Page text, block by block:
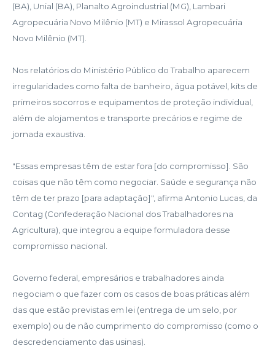
(BA), Unial (BA), Planalto Agroindustrial (MG), Lambari
Agropecuária Novo Milênio (MT) e Mirassol Agropecuária
Novo Milênio (MT).
Nos relatórios do Ministério Público do Trabalho aparecem
irregularidades como falta de banheiro, água potável, kits de
primeiros socorros e equipamentos de proteção individual,
além de alojamentos e transporte precários e regime de
jornada exaustiva.
"Essas empresas têm de estar fora [do compromisso]. São
coisas que não têm como negociar. Saúde e segurança não
têm de ter prazo [para adaptação]", afirma Antonio Lucas, da
Contag (Confederação Nacional dos Trabalhadores na
Agricultura), que integrou a equipe formuladora desse
compromisso nacional.
Governo federal, empresários e trabalhadores ainda
negociam o que fazer com os casos de boas práticas além
das que estão previstas em lei (entrega de um selo, por
exemplo) ou de não cumprimento do compromisso (como o
descredenciamento das usinas).